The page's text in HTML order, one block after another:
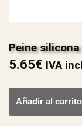
Peine silicona
5.65€ IVA incl
Añadir al carrito